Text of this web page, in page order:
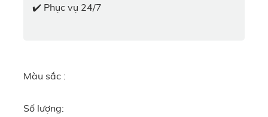
✔️ Phục vụ 24/7
Màu sắc :
Số lượng: